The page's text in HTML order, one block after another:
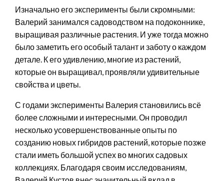
Изначально его эксперименты были скромными:
Валерий занимался садоводством на подоконнике,
выращивая различные растения. И уже тогда можно
было заметить его особый талант и заботу о каждом
детале. К его удивлению, многие из растений,
которые он выращивал, проявляли удивительные
свойства и цветы.
С годами эксперименты Валерия становились всё
более сложными и интересными. Он проводил
несколько усовершенствованные опыты по
созданию новых гибридов растений, которые позже
стали иметь большой успех во многих садовых
коллекциях. Благодаря своим исследованиям,